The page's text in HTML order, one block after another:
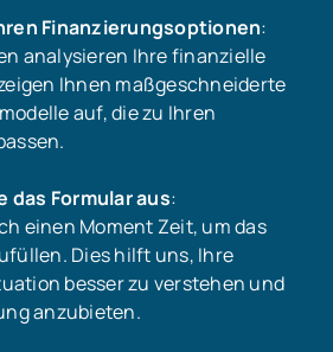
Finanzierungsoptionen:
analysieren Ihre finanzielle
Ihnen maßgeschneiderte
auf, die zu Ihren
das Formular aus:
einen Moment Zeit, um das
Dies hilft uns, Ihre
besser zu verstehen und
anzubieten.